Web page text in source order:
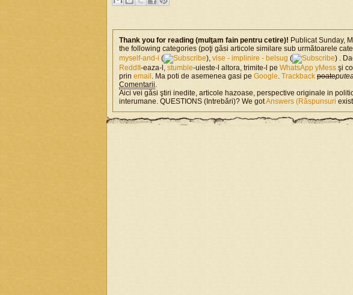
Thank you for reading (mulţam fain pentru cetire)! Publicat Sunday,
the following categories (poţi găsi articole similare sub următoarele
myself-and-i ( ), vise - implinire - belsug ( ) .
ReddIt-eaza-l, stumble-uieste-l altora, trimite-l pe WhatsApp yMess şi
prin email . Ma poti de asemenea gasi pe Google. Trackback poate
Comentarii.
Aici vei găsi ştiri inedite, articole hazoase, perspective originale in
interumane. QUESTIONS (Intrebări)? We gotAnswers (Răspunsuri